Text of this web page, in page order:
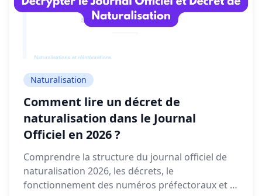
Naturalisation
Comment lire un décret de
naturalisation dans le Journal
Officiel en 2026 ?
Comprendre la structure du journal officiel de
naturalisation 2026, les décrets, le
fonctionnement des numéros préfectoraux et la